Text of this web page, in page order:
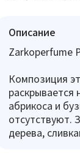
Описание
Zarkoperfume
Композиция
раскрывается
абрикоса и
отсутствуют.
дерева,